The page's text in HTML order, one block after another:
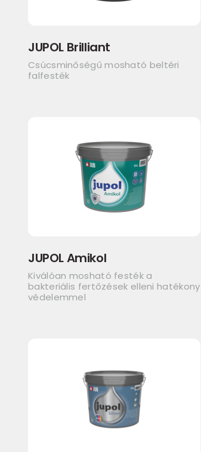
JUPOL Brilliant
Csúcsminőségű mosható beltéri
falfesték
JUPOL Amikol
Kiválóan mosható festék a
bakteriális fertőzések elleni hatékony
védelemmel